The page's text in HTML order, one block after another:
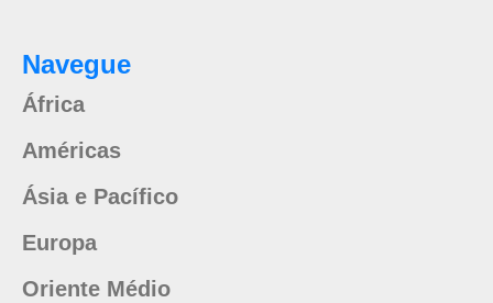
Navegue
África
Américas
Ásia e Pacífico
Europa
Oriente Médio